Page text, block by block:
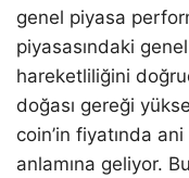
genel piyasa
piyasasındaki
hareketliliğini
doğası gereği
coin’in fiyatında
anlamına geliyor.